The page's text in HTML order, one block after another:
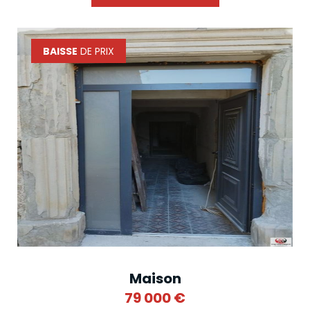
BAISSE DE PRIX
Maison
79 000€